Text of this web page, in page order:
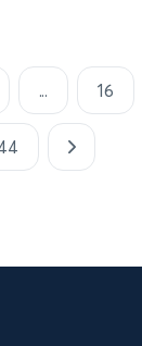
... 16